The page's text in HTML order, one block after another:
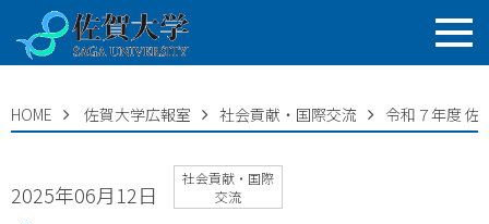
HOME 佐賀大学広報室 社会貢献・国際交流 令和７年度 佐
2025年06月12日
社会貢献・国際
交流